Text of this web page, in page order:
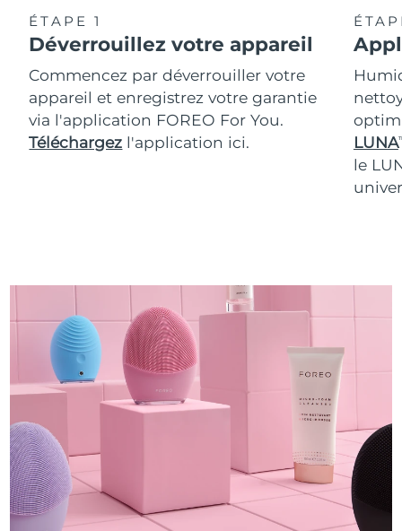
ÉTAPE 1
Déverrouillez votre appareil
Commencez par déverrouiller votre
appareil et enregistrez votre garantie
via l'application FOREO For You.
Téléchargez l'application ici.
LUNA
le